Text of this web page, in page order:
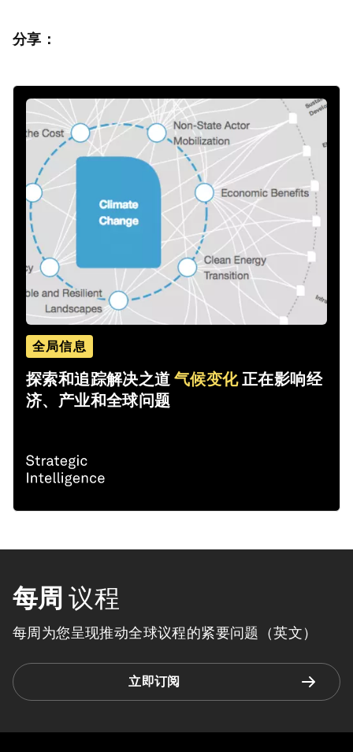
分享：
全局信息
探索和追踪解决之道气候变化正在影响经
济、产业和全球问题
每周 议程
每周为您呈现推动全球议程的紧要问题（英文）
立即订阅